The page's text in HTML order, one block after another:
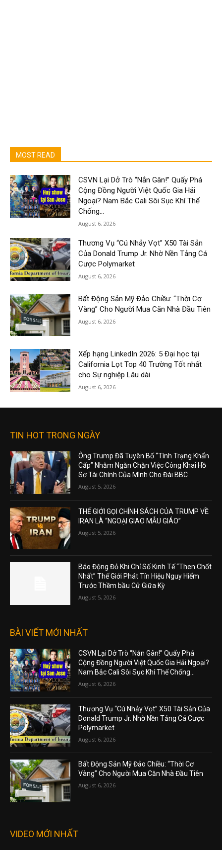
MOST READ
CSVN Lại Dở Trò “Nắn Gân!” Quấy Phá
Cộng Đồng Người Việt Quốc Gia Hải
Ngoại? Nam Bắc Cali Sôi Sục Khí Thế
Chống...
August 6, 2026
Thương Vụ “Cú Nhảy Vọt” X50 Tài Sản
Của Donald Trump Jr. Nhờ Nền Tảng Cá
Cược Polymarket
August 6, 2026
Bất Động Sản Mỹ Đảo Chiều: “Thời Cơ
Vàng” Cho Người Mua Căn Nhà Đầu Tiên
August 6, 2026
Xếp hạng LinkedIn 2026: 5 Đại học tại
California Lọt Top 40 Trường Tốt nhất
cho Sự nghiệp Lâu dài
August 6, 2026
TIN HOT TRONG NGÀY
Ông Trump Đã Tuyên Bố “Tình Trạng Khẩn
Cấp” Nhằm Ngăn Chặn Việc Công Khai Hồ
Sơ Tài Chính Của Mình Cho Đài BBC
August 5, 2026
THẾ GIỚI GỌI CHÍNH SÁCH CỦA TRUMP VỀ
IRAN LÀ “NGOẠI GIAO MẪU GIÁO”
August 5, 2026
Báo Động Đỏ Khi Chỉ Số Kinh Tế “Then Chốt
Nhất” Thế Giới Phát Tín Hiệu Nguy Hiểm
Trước Thềm bầu Cử Giữa Kỳ
August 5, 2026
BÀI VIẾT MỚI NHẤT
CSVN Lại Dở Trò “Nắn Gân!” Quấy Phá
Cộng Đồng Người Việt Quốc Gia Hải Ngoại?
Nam Bắc Cali Sôi Sục Khí Thế Chống...
August 6, 2026
Thương Vụ “Cú Nhảy Vọt” X50 Tài Sản Của
Donald Trump Jr. Nhờ Nền Tảng Cá Cược
Polymarket
August 6, 2026
Bất Động Sản Mỹ Đảo Chiều: “Thời Cơ
Vàng” Cho Người Mua Căn Nhà Đầu Tiên
August 6, 2026
VIDEO MỚI NHẤT